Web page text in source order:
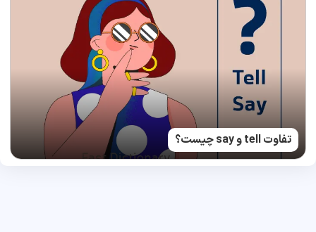
تفاوت tell و say چیست؟